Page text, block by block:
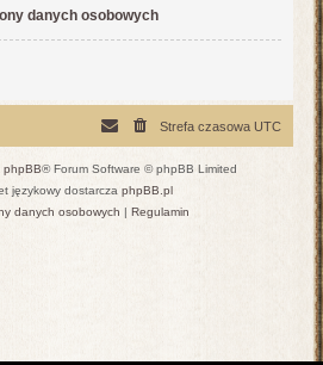
danych osobowych
Strefa czasowa UTC
phpBB® Forum Software © phpBB Limited
językowy dostarcza phpBB.pl
danych osobowych | Regulamin